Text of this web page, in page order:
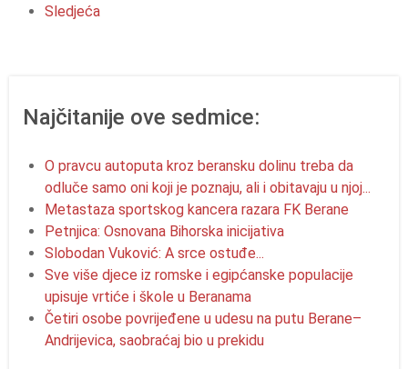
Sledjeća
Najčitanije ove sedmice:
O pravcu autoputa kroz beransku dolinu treba da
odluče samo oni koji je poznaju, ali i obitavaju u njoj...
Metastaza sportskog kancera razara FK Berane
Petnjica: Osnovana Bihorska inicijativa
Slobodan Vuković: A srce ostuđe...
Sve više djece iz romske i egipćanske populacije
upisuje vrtiće i škole u Beranama
Četiri osobe povrijeđene u udesu na putu Berane–
Andrijevica, saobraćaj bio u prekidu